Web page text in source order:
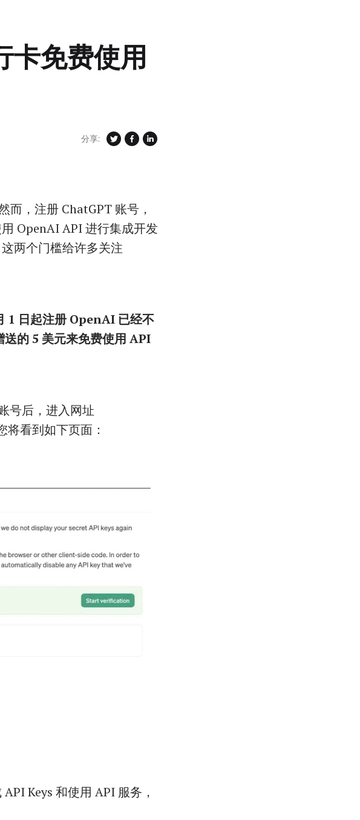
卡免费使用
分享:
而，注册 ChatGPT 账号，
OpenAI API 进行集成开发
两个门槛给许多关注
1 日起注册 OpenAI 已经不
的 5 美元来免费使用 API
号后，进入网址
将看到如下页面：
Keys 和使用 API 服务，